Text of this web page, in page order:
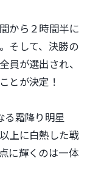
から２時間半に
そして、決勝の
員が選出され、
とが決定！
る霜降り明星
上に白熱した戦
に輝くのは一体